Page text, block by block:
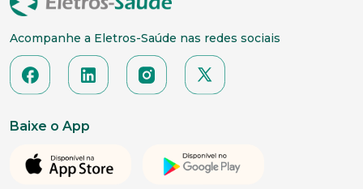
Acompanhe a Eletros-Saúde nas redes sociais
Baixe o App